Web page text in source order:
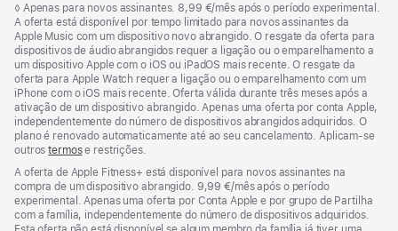
Nota
de
rodapé
◊ Apenas para novos assinantes. 8,99 €/mês após o período experimental.
A oferta está disponível por tempo limitado para novos assinantes da
Apple Music com um dispositivo novo abrangido. O resgate da oferta para
dispositivos de áudio abrangidos requer a ligação ou o emparelhamento a
um dispositivo Apple com o iOS ou iPadOS mais recente. O resgate da
oferta para Apple Watch requer a ligação ou o emparelhamento com um
iPhone com o iOS mais recente. Oferta válida durante três meses após a
ativação de um dispositivo abrangido. Apenas uma oferta por conta Apple,
independentemente do número de dispositivos abrangidos adquiridos. O
plano é renovado automaticamente até ao seu cancelamento. Aplicam-se
outrostermose restrições.
A oferta de Apple Fitness+ está disponível para novos assinantes na
compra de um dispositivo abrangido. 9,99 €/mês após o período
experimental. Apenas uma oferta por Conta Apple e por grupo de Partilha
com a família, independentemente do número de dispositivos adquiridos.